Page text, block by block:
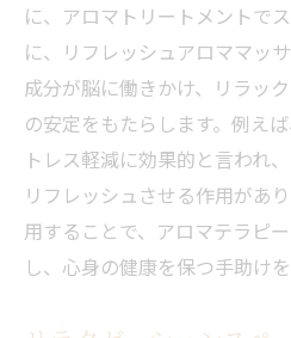
アロマの香りがもた
スペシャリストによ
トメント
香りの選び方と心身
リラックス空間の作
ストレス軽減に役立
アロマトリートメントで
に、アロマトリートメントで
に、リフレッシュアロママッ
成分が脳に働きかけ、リラッ
の安定をもたらします。例え
トレス軽減に効果的と言われ
リフレッシュさせる作用があ
用することで、アロマテラピ
し、心身の健康を保つ手助け